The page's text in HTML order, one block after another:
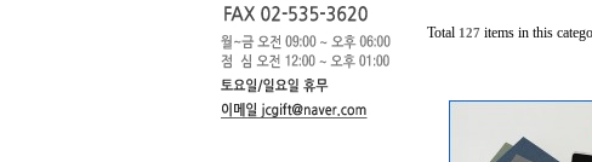
Total 127 items in this